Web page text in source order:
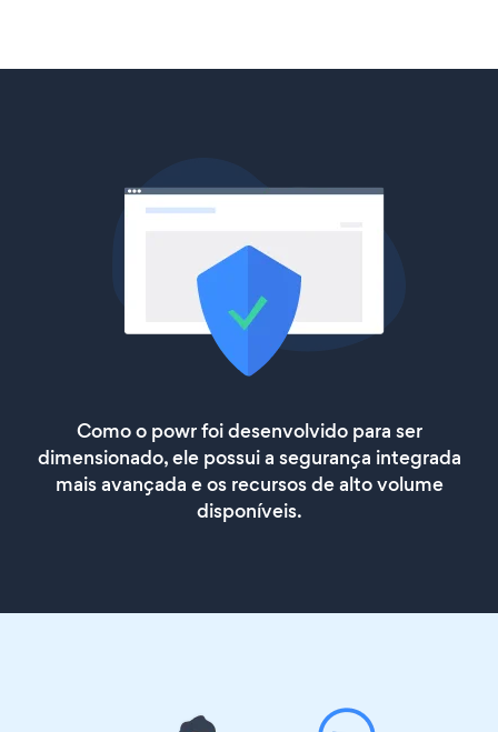
Como o powr foi desenvolvido para ser
dimensionado, ele possui a segurança integrada
mais avançada e os recursos de alto volume
disponíveis.